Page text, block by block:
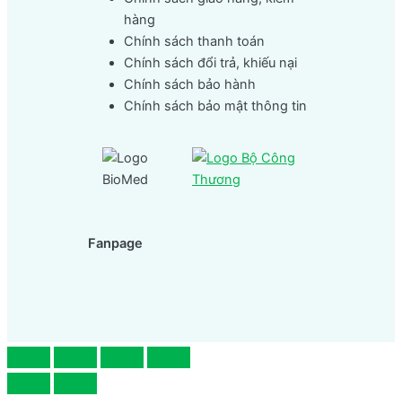
hàng
Chính sách thanh toán
Chính sách đổi trả, khiếu nại
Chính sách bảo hành
Chính sách bảo mật thông tin
Fanpage